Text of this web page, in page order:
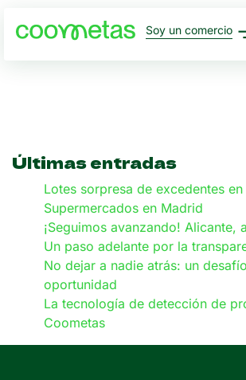
Soy un comercio
Últimas entradas
Lotes sorpresa de excedentes
Supermercados en Madrid
¡Seguimos avanzando! Alicante,
Un paso adelante por la
No dejar a nadie atrás: un
oportunidad
La tecnología de detección de
Coometas